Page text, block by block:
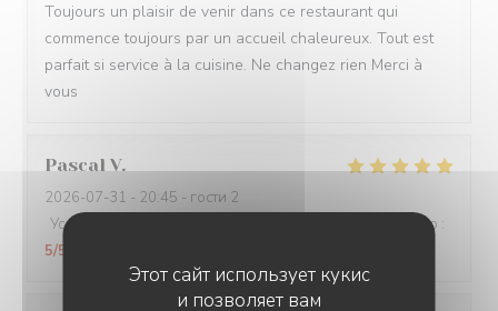
Этот сайт использует кукис
и позволяет вам
Toujours un plaisir de venir dans ce restaurant qui
commence toujours par un accueil chaleureux. Tout est
parfait si service à la cuisine. Ne changez rien Merci à
vous
Pascal V
2026-07-31 - 20:45 - гости 2
Услуги
Цена / качество :
5/5